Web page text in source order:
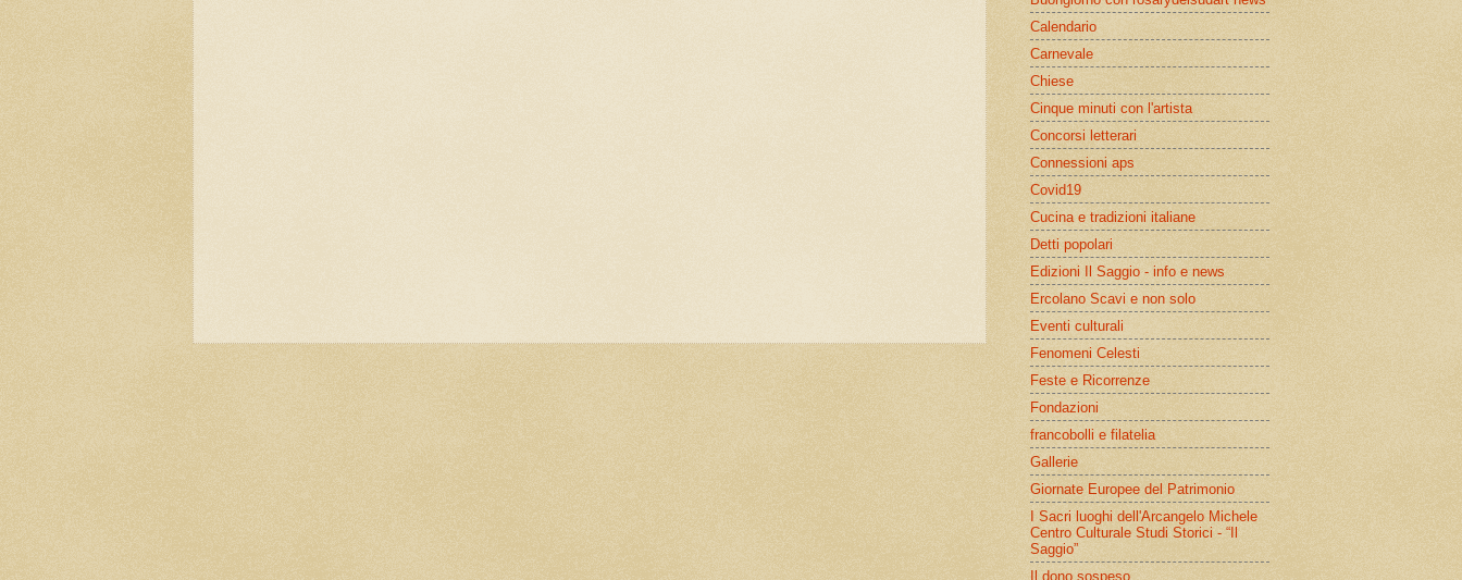
Calendario
Carnevale
Chiese
Cinque minuti con l'artista
Concorsi letterari
Connessioni aps
Covid19
Cucina e tradizioni italiane
Detti popolari
Edizioni Il Saggio - info e news
Ercolano Scavi e non solo
Eventi culturali
Fenomeni Celesti
Feste e Ricorrenze
Fondazioni
francobolli e filatelia
Gallerie
Giornate Europee del Patrimonio
I Sacri luoghi dell'Arcangelo Michele
Centro Culturale Studi Storici - “Il
Saggio”
Il dono sospeso